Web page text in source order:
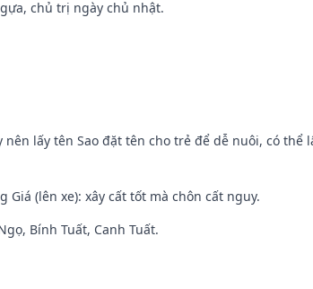
chủ trị ngày chủ nhật.
lấy tên Sao đặt tên cho trẻ để dễ nuôi, có thể
Giá (lên xe): xây cất tốt mà chôn cất nguy.
Bính Tuất, Canh Tuất.